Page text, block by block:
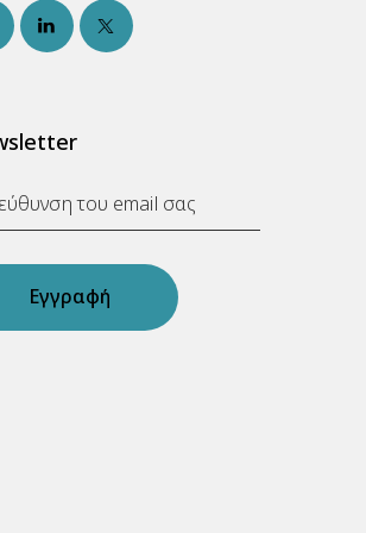
Εγγραφή